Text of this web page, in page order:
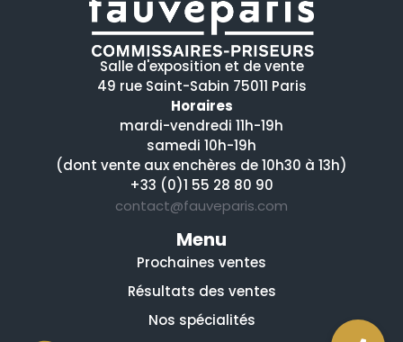
Salle d'exposition et de vente
49 rue Saint-Sabin 75011 Paris
Horaires
mardi-vendredi 11h-19h
samedi 10h-19h
(dont vente aux enchères de 10h30 à 13h)
+33 (0)1 55 28 80 90
contact@fauveparis.com
Menu
Prochaines ventes
Résultats des ventes
Nos spécialités